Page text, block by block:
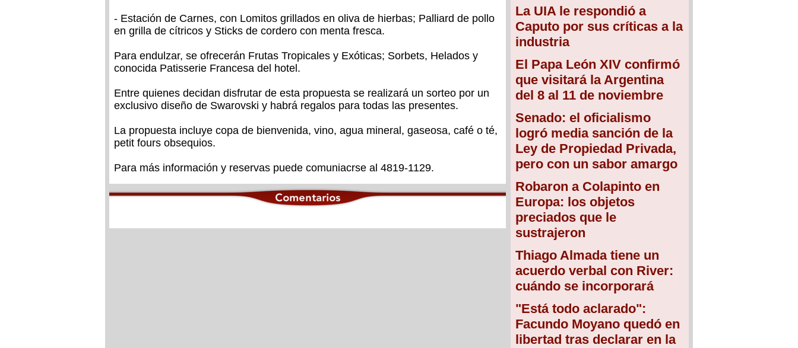
La UIA le respondió a
Caputo por sus críticas a la
industria
El Papa León XIV confirmó
que visitará la Argentina
del 8 al 11 de noviembre
Senado: el oficialismo
logró media sanción de la
Ley de Propiedad Privada,
pero con un sabor amargo
Robaron a Colapinto en
Europa: los objetos
preciados que le
sustrajeron
Thiago Almada tiene un
acuerdo verbal con River:
cuándo se incorporará
"Está todo aclarado":
Facundo Moyano quedó en
libertad tras declarar en la
- Estación de Carnes, con Lomitos grillados en oliva de hierbas; Palliard de pollo
en grilla de cítricos y Sticks de cordero con menta fresca.
Para endulzar, se ofrecerán Frutas Tropicales y Exóticas; Sorbets, Helados y
conocida Patisserie Francesa del hotel.
Entre quienes decidan disfrutar de esta propuesta se realizará un sorteo por un
exclusivo diseño de Swarovski y habrá regalos para todas las presentes.
La propuesta incluye copa de bienvenida, vino, agua mineral, gaseosa, café o té,
petit fours obsequios.
Para más información y reservas puede comuniacrse al 4819-1129.